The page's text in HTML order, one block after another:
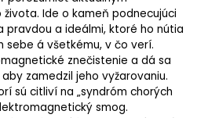
Ide o kameň podnecujúci
pravdou a ideálmi, ktoré ho nútia
sebe á všetkému, v čo verí.
znečistenie a dá sa
zamedzil jeho vyžarovaniu.
sú citliví na „syndróm chorých
smog.